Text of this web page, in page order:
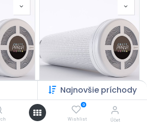
Najnovšie príchody
0
Wishlist Účet
200C
Lokálna rekuperačná
jednotka PRANA 200C
Premium
Prihlásenie| Registrácia